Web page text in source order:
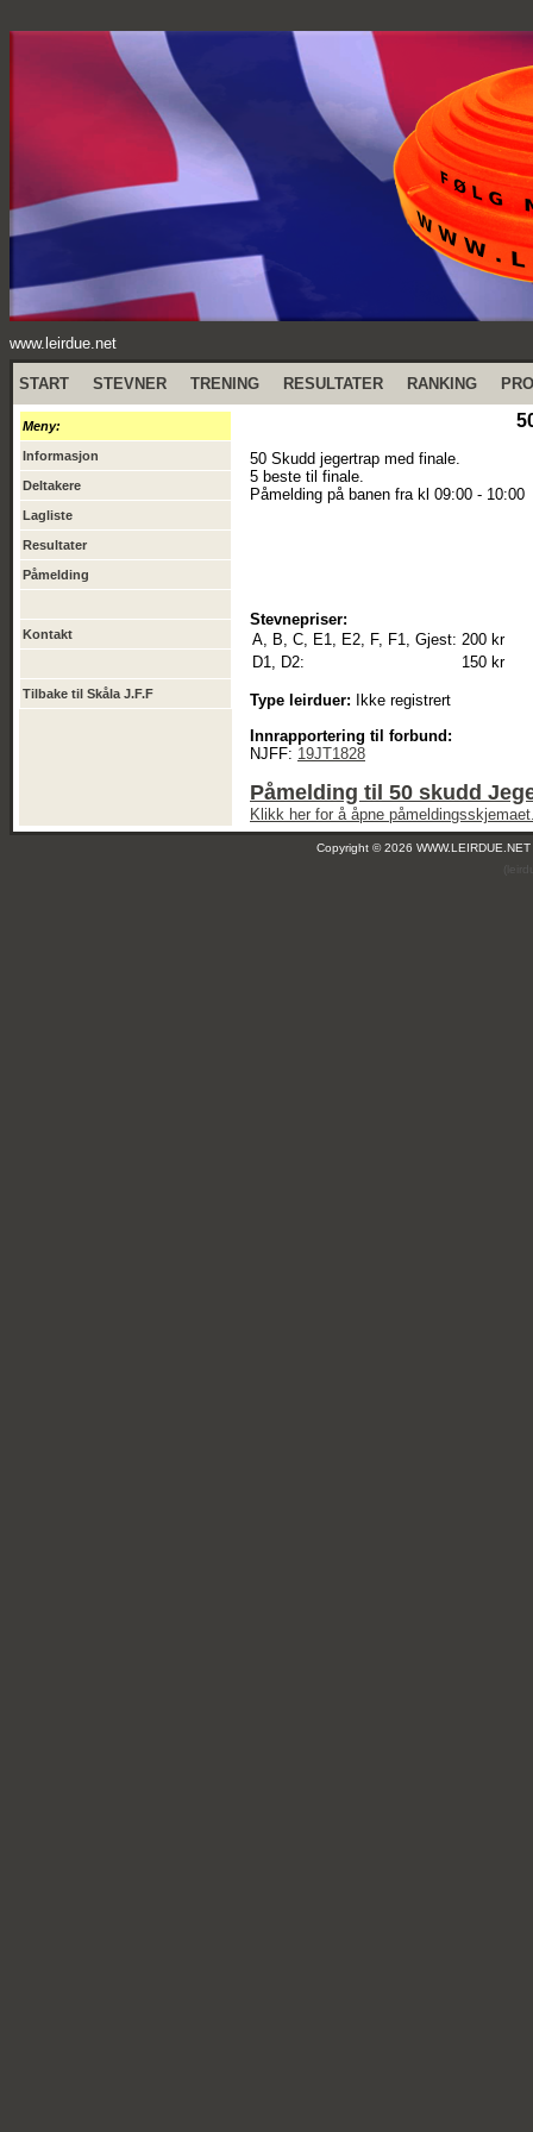
www.leirdue.net
START STEVNER TRENING RESULTATER RANKING
Meny:
Informasjon
Deltakere
Lagliste
Resultater
Påmelding
Kontakt
Tilbake til Skåla J.F.F
50 Skudd jegertrap med finale.
5 beste til finale.
Påmelding på banen fra kl 09:00 - 10:00
Stevnepriser:
A, B, C, E1, E2, F, F1, Gjest: 200 kr
D1, D2:
150 kr
Type leirduer: Ikke registrert
Innrapportering til forbund:
NJFF: 19JT1828
Påmelding til 50 skudd
Klikk her for å åpne
Copyright © 2026